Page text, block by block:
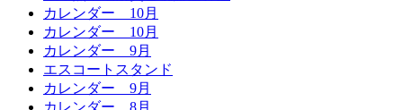
カレンダー 10月
カレンダー 10月
カレンダー 9月
エスコートスタンド
カレンダー 9月